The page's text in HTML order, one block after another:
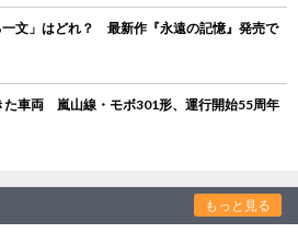
文」はどれ？ 最新作『永遠の記憶』発売で
た車両 嵐山線・モボ301形、運行開始55周年
もっと見る